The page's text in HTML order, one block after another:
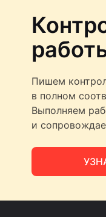
Пишем
в полном
Выполняем
и